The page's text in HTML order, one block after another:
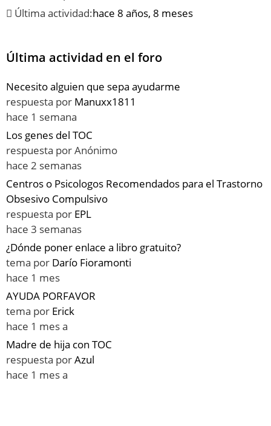
Última actividad:hace 8 años, 8 meses
Última actividad en el foro
Necesito alguien que sepa ayudarme
respuesta por Manuxx1811
hace 1 semana
Los genes del TOC
respuesta porAnónimo
hace 2 semanas
Centros o Psicologos Recomendados para el Trastorno
Obsesivo Compulsivo
respuesta por EPL
hace 3 semanas
¿Dónde poner enlace a libro gratuito?
tema por Darío Fioramonti
hace 1 mes
AYUDA PORFAVOR
tema por Erick
hace 1 mes a
Madre de hija con TOC
respuesta porAzul
hace 1 mes a